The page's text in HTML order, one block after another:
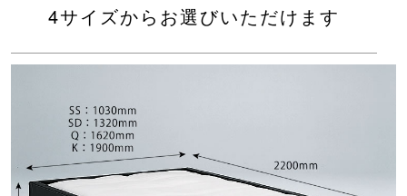
4サイズからお選びいただけます